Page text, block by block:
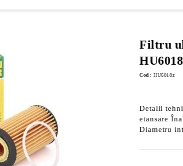
Filtru
Cod: HU6018z
Detalii
etansare
Diametru